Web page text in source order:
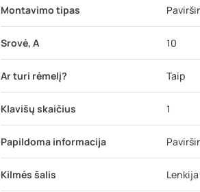
Montavimo tipas
Srovė, A 10
Ar turi rėmelį? Taip
Klavišų skaičius 1
Papildoma informacija
Kilmės šalis Lenkija